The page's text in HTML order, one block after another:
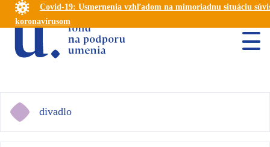
Covid-19: Usmernenia vzhľadom na mimoriadnu situáciu
koronavírusom
divadlo